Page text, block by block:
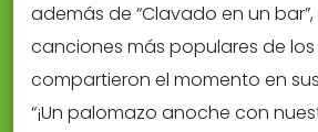
además de “Clavado en un
canciones más populares de los
compartieron el momento en
“¡Un palomazo anoche con